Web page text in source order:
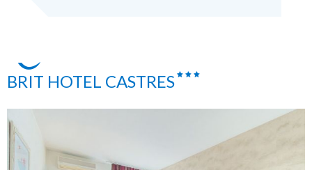
BRIT HOTEL CASTRES